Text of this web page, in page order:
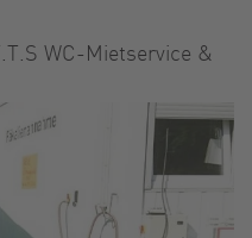
WC-Mietservice &